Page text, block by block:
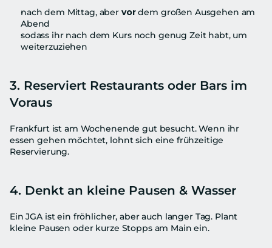
nach dem Mittag, aber vor dem großen Ausgehen am
Abend
sodass ihr nach dem Kurs noch genug Zeit habt, um
weiterzuziehen
3. Reserviert Restaurants oder Bars im
Voraus
Frankfurt ist am Wochenende gut besucht. Wenn ihr
essen gehen möchtet, lohnt sich eine frühzeitige
Reservierung.
4. Denkt an kleine Pausen & Wasser
Ein JGA ist ein fröhlicher, aber auch langer Tag. Plant
kleine Pausen oder kurze Stopps am Main ein.